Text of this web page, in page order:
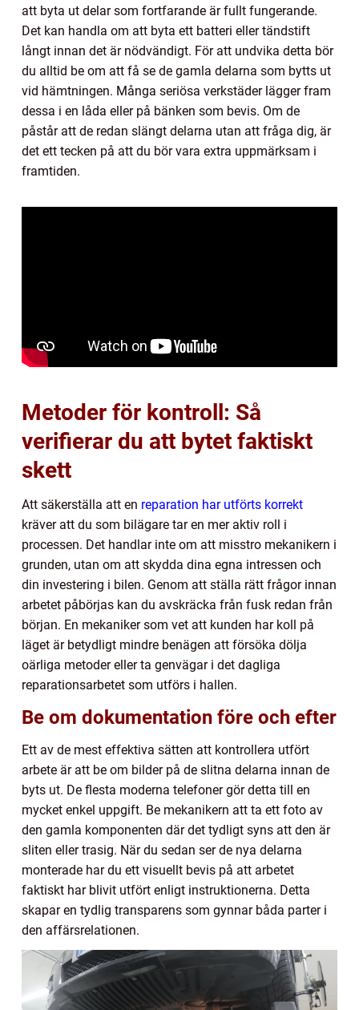
att byta ut delar som fortfarande är fullt fungerande.
Det kan handla om att byta ett batteri eller tändstift
långt innan det är nödvändigt. För att undvika detta bör
du alltid be om att få se de gamla delarna som bytts ut
vid hämtningen. Många seriösa verkstäder lägger fram
dessa i en låda eller på bänken som bevis. Om de
påstår att de redan slängt delarna utan att fråga dig, är
det ett tecken på att du bör vara extra uppmärksam i
framtiden.
Metoder för kontroll: Så
verifierar du att bytet faktiskt
skett
Att säkerställa att en reparation har utförts korrekt
kräver att du som bilägare tar en mer aktiv roll i
processen. Det handlar inte om att misstro mekanikern i
grunden, utan om att skydda dina egna intressen och
din investering i bilen. Genom att ställa rätt frågor innan
arbetet påbörjas kan du avskräcka från fusk redan från
början. En mekaniker som vet att kunden har koll på
läget är betydligt mindre benägen att försöka dölja
oärliga metoder eller ta genvägar i det dagliga
reparationsarbetet som utförs i hallen.
Be om dokumentation före och efter
Ett av de mest effektiva sätten att kontrollera utfört
arbete är att be om bilder på de slitna delarna innan de
byts ut. De flesta moderna telefoner gör detta till en
mycket enkel uppgift. Be mekanikern att ta ett foto av
den gamla komponenten där det tydligt syns att den är
sliten eller trasig. När du sedan ser de nya delarna
monterade har du ett visuellt bevis på att arbetet
faktiskt har blivit utfört enligt instruktionerna. Detta
skapar en tydlig transparens som gynnar båda parter i
den affärsrelationen.